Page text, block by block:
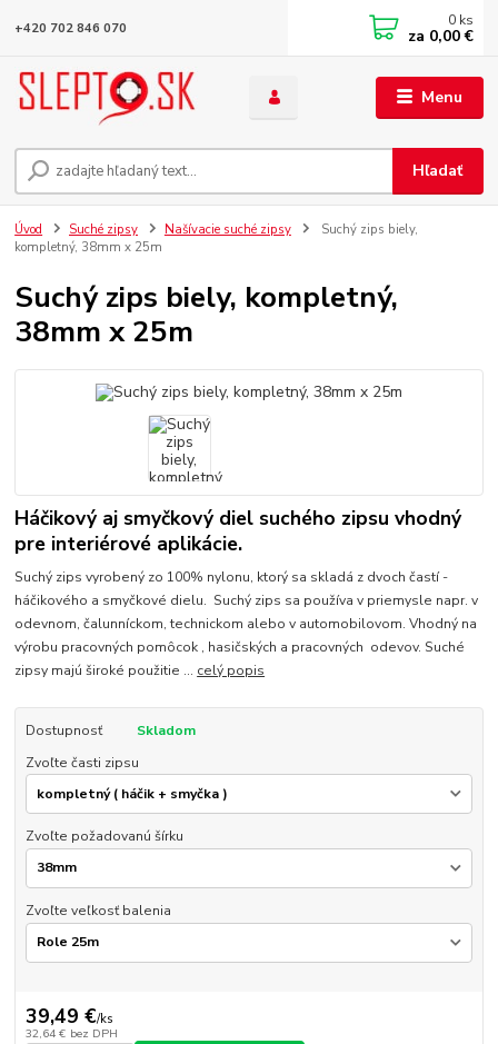
Menu
Hľadať
+420 702 846 070 0 ks
za 0,00 €
Úvod Suché zipsy Našívacie suché zipsy
Suchý zips biely,
kompletný, 38mm x 25m
Suchý zips biely, kompletný,
38mm x 25m
Háčikový aj smyčkový diel suchého zipsu vhodný
pre interiérové aplikácie.
Suchý zips vyrobený zo 100% nylonu, ktorý sa skladá z dvoch častí -
háčikového a smyčkové dielu. Suchý zips sa používa v priemysle napr. v
odevnom, čalunníckom, technickom alebo v automobilovom. Vhodný na
výrobu pracovných pomôcok , hasičských a pracovných odevov. Suché
zipsy majú široké použitie ... celý popis
Dostupnosť
Skladom
Zvoľte časti zipsu
Zvoľte požadovanú šírku
Zvoľte veľkosť balenia
39,49 €/ks
32,64 € bez DPH